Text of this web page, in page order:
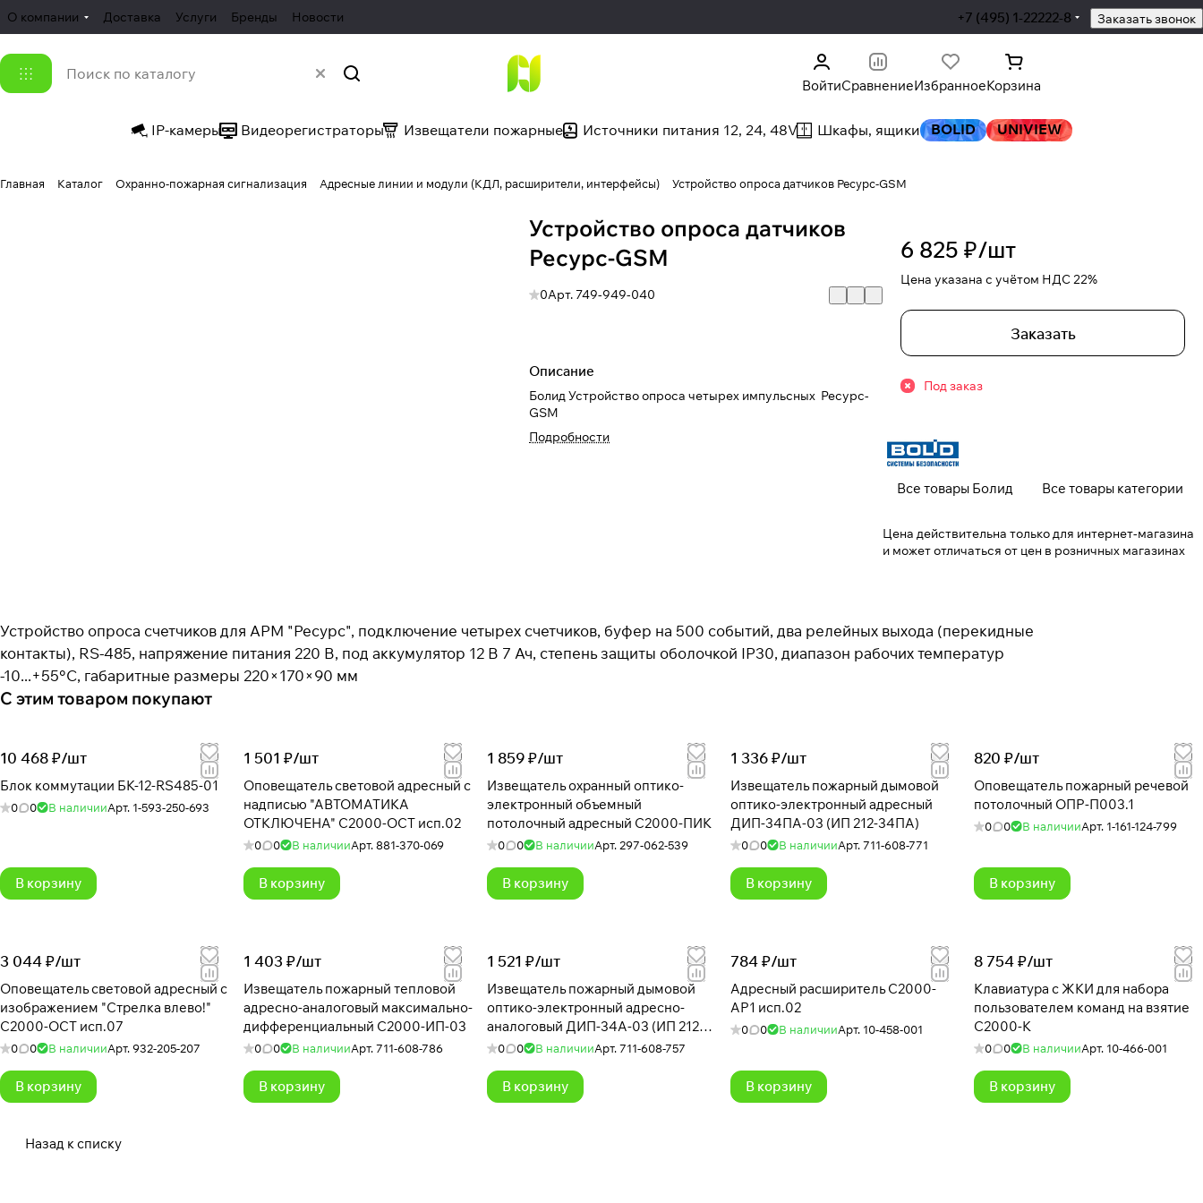
О компании Доставка Услуги Бренды Новости +7 (495) 1-22222-8 Заказать звонок
ВойтиСравнениеИзбранноеКорзина
IP-камеры Видеорегистраторы Извещатели пожарные Источники питания 12, 24, 48V Шкафы, ящики BOLID UNIVIEW
Главная Каталог Охранно-пожарная сигнализация Адресные линии и модули (КДЛ, расширители, интерфейсы) Устройство опроса датчиков Ресурс-GSM
Устройство опроса датчиков
Ресурс-GSM
0Арт.749-949-040
Описание
Болид Устройство опроса четырех импульсных Ресурс-
GSM
Подробности
6 825 ₽/шт
Цена указана с учётом НДС 22%
Заказать
Под заказ
Все товары Болид Все товары категории
Цена действительна только для интернет-магазина
и может отличаться от цен в розничных магазинах
Устройство опроса счетчиков для АРМ "Ресурс", подключение четырех счетчиков, буфер на 500 событий, два релейных выхода (перекидные
контакты), RS-485, напряжение питания 220 В, под аккумулятор 12 В 7 Ач, степень защиты оболочкой IP30, диапазон рабочих температур
-10...+55°С, габаритные размеры 220×170×90 мм
С этим товаром покупают
10 468 ₽/шт
Блок коммутации БК-12-RS485-01
0 0 В наличииАрт. 1-593-250-693
В корзину
1 501 ₽/шт
Оповещатель световой адресный с
надписью "АВТОМАТИКА
ОТКЛЮЧЕНА" С2000-ОСТ исп.02
0 0 В наличииАрт.881-370-069
В корзину
1 859 ₽/шт
Извещатель охранный оптико-
электронный объемный
потолочный адресный С2000-ПИК
0 0 В наличииАрт.297-062-539
В корзину
1 336 ₽/шт
Извещатель пожарный дымовой
оптико-электронный адресный
ДИП-34ПА-03 (ИП 212-34ПА)
0 0 В наличииАрт.711-608-771
В корзину
820 ₽/шт
Оповещатель пожарный речевой
потолочный ОПР-П003.1
0 0 В наличииАрт. 1-161-124-799
В корзину
3 044 ₽/шт
Оповещатель световой адресный с
изображением "Стрелка влево!"
С2000-ОСТ исп.07
0 0 В наличииАрт.932-205-207
В корзину
1 403 ₽/шт
Извещатель пожарный тепловой
адресно-аналоговый максимально-
дифференциальный С2000-ИП-03
0 0 В наличииАрт.711-608-786
В корзину
1 521 ₽/шт
Извещатель пожарный дымовой
оптико-электронный адресно-
аналоговый ДИП-34А-03 (ИП 212-
34А)
0 0 В наличииАрт.711-608-757
В корзину
784 ₽/шт
Адресный расширитель С2000-
АР1 исп.02
0 0 В наличииАрт. 10-458-001
В корзину
8 754 ₽/шт
Клавиатура с ЖКИ для набора
пользователем команд на взятие
С2000-К
0 0 В наличииАрт. 10-466-001
В корзину
Назад к списку